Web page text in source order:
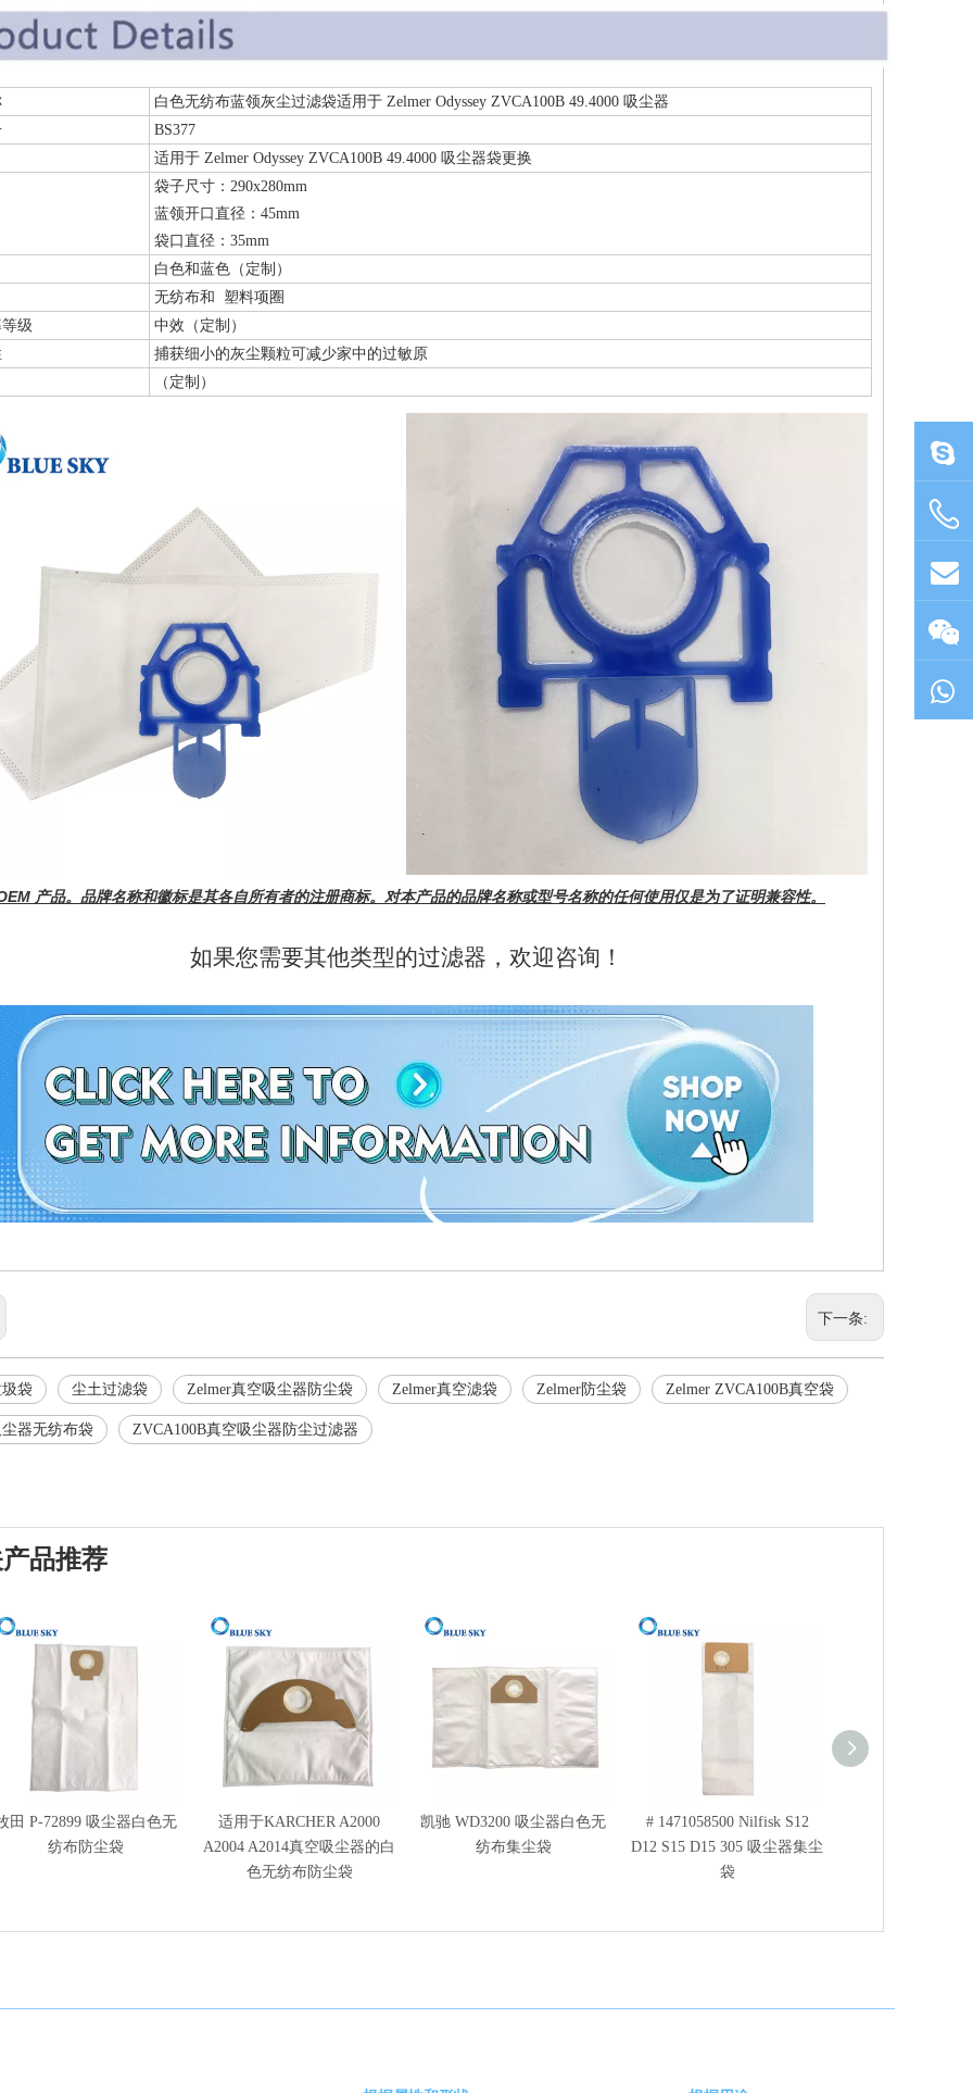
名称 白色无纺布蓝领灰尘过滤袋适用于 Zelmer Odyssey ZVCA100B 49.4000 吸尘器
BS377
适用于 Zelmer Odyssey ZVCA100B 49.4000 吸尘器袋更换
袋子尺寸：290x280mm
蓝领开口直径：45mm
袋口直径：35mm
白色和蓝色（定制）
无纺布和 塑料项圈
级 中效（定制）
捕获细小的灰尘颗粒可减少家中的过敏原
（定制）
产品。品牌名称和徽标是其各自所有者的注册商标。对本产品的品牌名称或型号名称的任何使用仅是为了证明兼容性。
如果您需要其他类型的过滤器，欢迎咨询！
下一条:
圾袋 尘土过滤袋 Zelmer真空吸尘器防尘袋 Zelmer真空滤袋 Zelmer防尘袋 Zelmer ZVCA100B真空袋
尘器无纺布袋 ZVCA100B真空吸尘器防尘过滤器
品推荐
田 P-72899 吸尘器白色无
纺布防尘袋
适用于KARCHER A2000
A2004 A2014真空吸尘器的白
色无纺布防尘袋
凯驰 WD3200 吸尘器白色无
纺布集尘袋
# 1471058500 Nilfisk S12
D12 S15 D15 305 吸尘器集尘
袋